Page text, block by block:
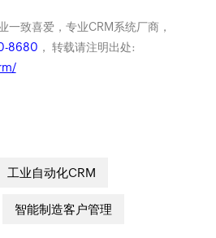
一致喜爱，专业CRM系统厂商，
8680 ， 转载请注明出处:
工业自动化CRM
智能制造客户管理